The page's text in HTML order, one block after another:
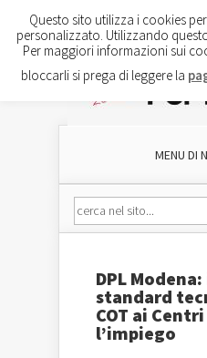
MENU DI
DPL
standard
COT ai
l’impiego
Questo sito utilizza i cookies
personalizzato. Utilizzando
Per maggiori informazioni sui
bloccarli si prega di leggere la